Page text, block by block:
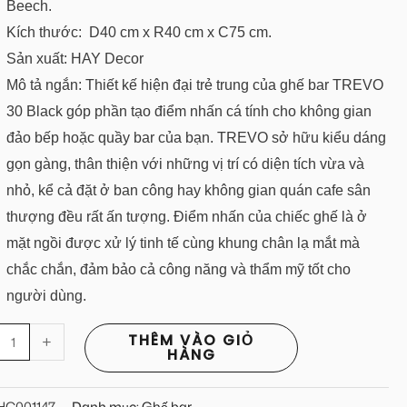
Beech.
Kích thước: D40 cm x R40 cm x C75 cm.
Sản xuất: HAY Decor
Mô tả ngắn: Thiết kế hiện đại trẻ trung của ghế bar TREVO
30 Black góp phần tạo điểm nhấn cá tính cho không gian
đảo bếp hoặc quầy bar của bạn. TREVO sở hữu kiểu dáng
gọn gàng, thân thiện với những vị trí có diện tích vừa và
nhỏ, kể cả đặt ở ban công hay không gian quán cafe sân
thượng đều rất ấn tượng. Điểm nhấn của chiếc ghế là ở
mặt ngồi được xử lý tinh tế cùng khung chân lạ mắt mà
chắc chắn, đảm bảo cả công năng và thẩm mỹ tốt cho
người dùng.
+ THÊM VÀO GIỎ
HÀNG